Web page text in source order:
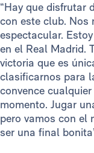
“Hay que disfrutar
con este club. Nos
espectacular.
en el Real Madrid.
victoria que es
clasificarnos para
convence
momento. Jugar
pero vamos con el
ser una final